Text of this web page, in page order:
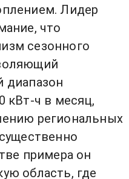
Лидер
что
сезонного
диапазон
кВт-ч в месяц,
региональных
примера он
область, где